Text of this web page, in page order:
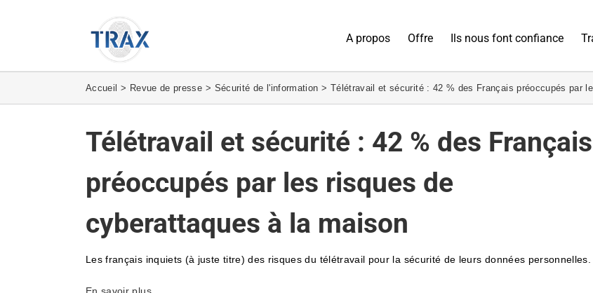
A propos Offre Ils nous font confiance
Accueil Revue de presse Sécurité de l'information Télétravail et sécurité : 42 % des Français préoccupés par
Télétravail et sécurité : 42 % des Français
préoccupés par les risques de
cyberattaques à la maison
Les français inquiets (à juste titre) des risques du télétravail pour la sécurité de leurs données personnelles.